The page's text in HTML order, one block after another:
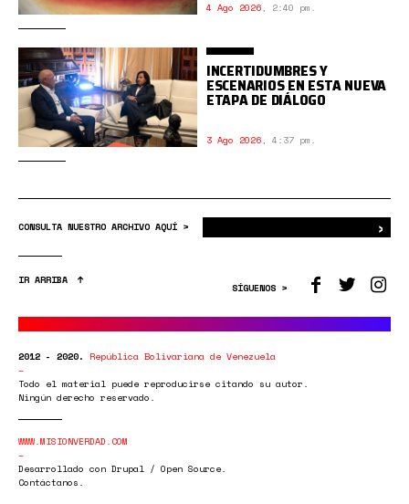
4 Ago 2026, 2:40 pm.
INCERTIDUMBRES Y
ESCENARIOS EN ESTA NUEVA
ETAPA DE DIÁLOGO
3 Ago 2026, 4:37 pm.
CONSULTA NUESTRO ARCHIVO AQUÍ > ›
IR ARRIBA
SÍGUENOS >
2012 - 2020. República Bolivariana de Venezuela
Todo el material puede reproducirse citando su autor.
Ningún derecho reservado.
WWW.MISIONVERDAD.COM
Desarrollado con Drupal / Open Source.
Contáctanos.